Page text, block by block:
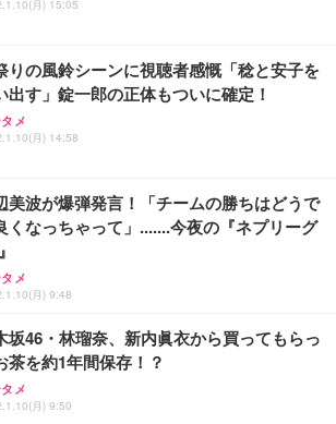
月) 15:05
りの風鈴シーンに視聴者感慨「稔と安子を
出す」錠一郎の正体もついに確定！
メ
月) 14:58
美波が爆弾発言！「チームの勝ちはどうで
くなっちゃって」.......今夜の『ネプリーグ
メ
月) 9:48
坂46・林瑠奈、新内眞衣から買ってもらっ
茶を約1年間保存！？
メ
月) 9:50